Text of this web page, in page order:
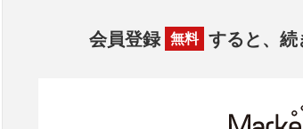
会員登録 無料 すると、続